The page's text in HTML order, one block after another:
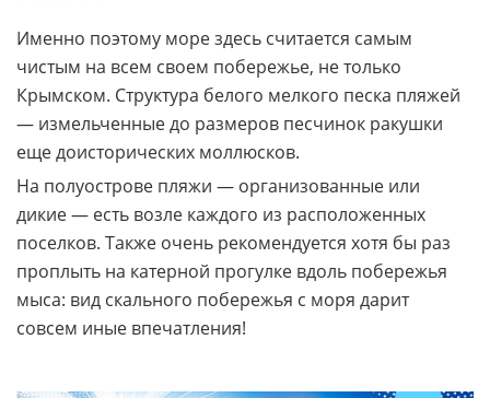
Именно поэтому море здесь считается самым
чистым на всем своем побережье, не только
Крымском. Структура белого мелкого песка пляжей
— измельченные до размеров песчинок ракушки
еще доисторических моллюсков.
На полуострове пляжи — организованные или
дикие — есть возле каждого из расположенных
поселков. Также очень рекомендуется хотя бы раз
проплыть на катерной прогулке вдоль побережья
мыса: вид скального побережья с моря дарит
совсем иные впечатления!